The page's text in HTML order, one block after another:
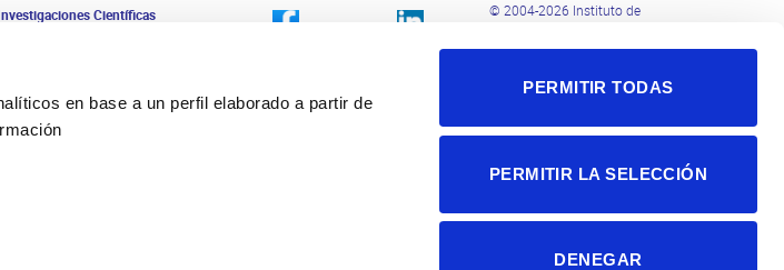
en base a un perfil elaborado a partir de
PERMITIR TODAS
PERMITIR LA SELECCIÓN
DENEGAR
Científicas
© 2004-2026 Instituto de
Política de cookies
Aviso legal